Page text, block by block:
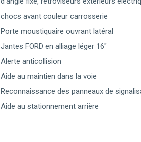
chocs avant couleur carrosserie
Porte moustiquaire ouvrant latéral
Jantes FORD en alliage léger 16"
Alerte anticollision
Aide au maintien dans la voie
Reconnaissance des panneaux de
Aide au stationnement arrière